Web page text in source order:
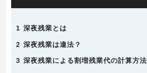
1 深夜残業とは
2 深夜残業は違法？
3 深夜残業による割増残業代の計算方法